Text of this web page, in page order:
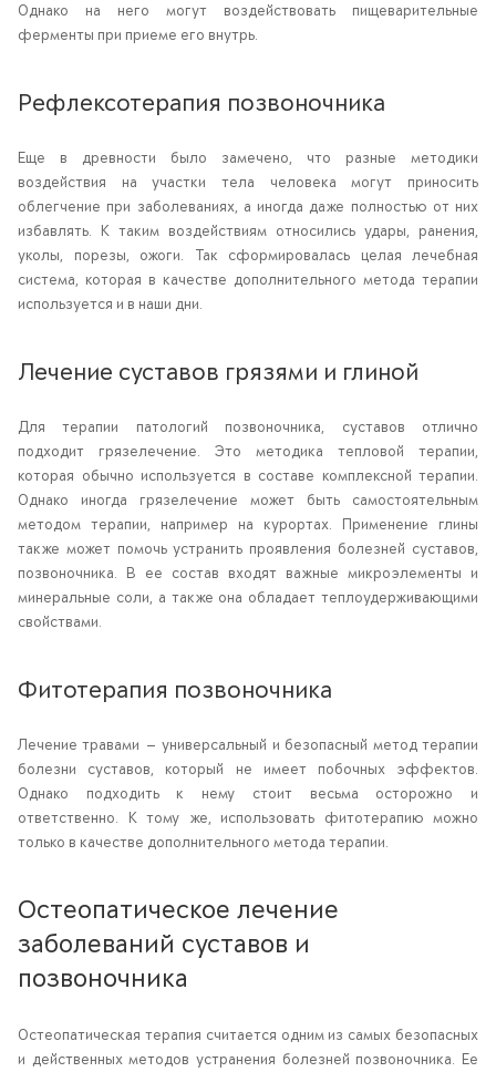
Однако на него могут воздействовать пищеварительные
ферменты при приеме его внутрь.
Рефлексотерапия позвоночника
Еще в древности было замечено, что разные методики
воздействия на участки тела человека могут приносить
облегчение при заболеваниях, а иногда даже полностью от них
избавлять. К таким воздействиям относились удары, ранения,
уколы, порезы, ожоги. Так сформировалась целая лечебная
система, которая в качестве дополнительного метода терапии
используется и в наши дни.
Лечение суставов грязями и глиной
Для терапии патологий позвоночника, суставов отлично
подходит грязелечение. Это методика тепловой терапии,
которая обычно используется в составе комплексной терапии.
Однако иногда грязелечение может быть самостоятельным
методом терапии, например на курортах. Применение глины
также может помочь устранить проявления болезней суставов,
позвоночника. В ее состав входят важные микроэлементы и
минеральные соли, а также она обладает теплоудерживающими
свойствами.
Фитотерапия позвоночника
Лечение травами — универсальный и безопасный метод терапии
болезни суставов, который не имеет побочных эффектов.
Однако подходить к нему стоит весьма осторожно и
ответственно. К тому же, использовать фитотерапию можно
только в качестве дополнительного метода терапии.
Остеопатическое лечение
заболеваний суставов и
позвоночника
Остеопатическая терапия считается одним из самых безопасных
и действенных методов устранения болезней позвоночника. Ее